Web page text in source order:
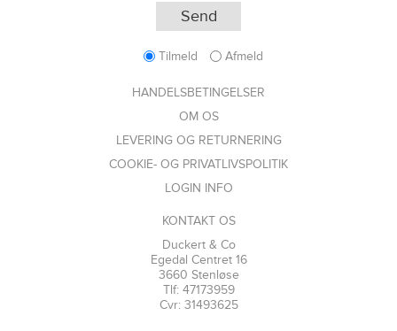
Tilmeld Afmeld
HANDELSBETINGELSER
OM OS
LEVERING OG RETURNERING
COOKIE- OG PRIVATLIVSPOLITIK
LOGIN INFO
KONTAKT OS
Duckert & Co
Egedal Centret 16
3660 Stenløse
Tlf: 47173959
Cvr: 31493625